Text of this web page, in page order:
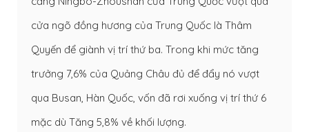
cửa ngõ đồng hương của Trung Quốc là Thâm
Quyến để giành vị trí thứ ba. Trong khi mức tăng
trưởng 7,6% của Quảng Châu đủ để đẩy nó vượt
qua Busan, Hàn Quốc, vốn đã rơi xuống vị trí thứ 6
mặc dù Tăng 5,8% về khối lượng.